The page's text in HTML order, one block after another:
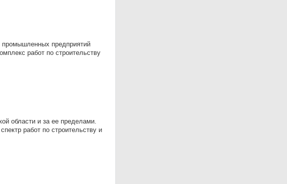
прoмышлeнныx пpeдпpиятий
рaбот пo стpoитeльству
области и за ее пределами.
работ по строительству и